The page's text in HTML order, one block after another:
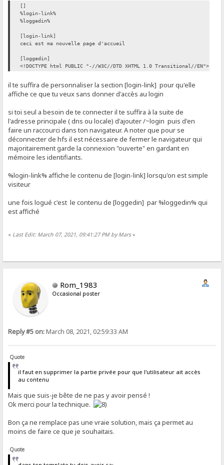
[]
%login-link%
%loggedin%
[login-link]
ceci est ma nouvelle page d'accueil
[loggedin]
<!DOCTYPE html PUBLIC "-//W3C//DTD XHTML 1.0 Transitional//EN">
il te suffira de personnaliser la section [login-link] pour qu'elle
affiche ce que tu veux sans donner d'accès au login
si toi seul a besoin de te connecter il te suffira à la suite de
l'adresse principale ( dns ou locale) d'ajouter /~login puis d'en
faire un raccourci dans ton navigateur. A noter que pour se
déconnecter de hfs il est nécessaire de fermer le navigateur qui
majoritairement garde la connexion "ouverte" en gardant en
mémoire les identifiants.
%login-link% affiche le contenu de [login-link] lorsqu'on est simple
visiteur
une fois logué c'est le contenu de [loggedin] par %loggedin% qui
est affiché
« Last Edit: March 07, 2021, 09:41:27 PM by Mars»
Rom_1983
Occasional poster
Reply #5 on:March 08, 2021, 02:59:33 AM
Quote
il faut en supprimer la partie privée pour que l'utilisateur ait accès
au contenu
Mais que suis-je bête de ne pas y avoir pensé !
Ok merci pour la technique.
Bon ça ne remplace pas une vraie solution, mais ça permet au
moins de faire ce que je souhaitais.
Quote